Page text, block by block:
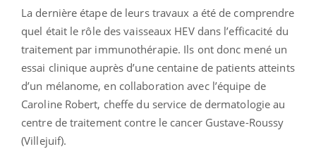
La dernière étape de leurs travaux a été de comprendre
quel était le rôle des vaisseaux HEV dans l’efficacité du
traitement par immunothérapie. Ils ont donc mené un
essai clinique auprès d’une centaine de patients atteints
d’un mélanome, en collaboration avec l’équipe de
Caroline Robert, cheffe du service de dermatologie au
centre de traitement contre le cancer Gustave-Roussy
(Villejuif).